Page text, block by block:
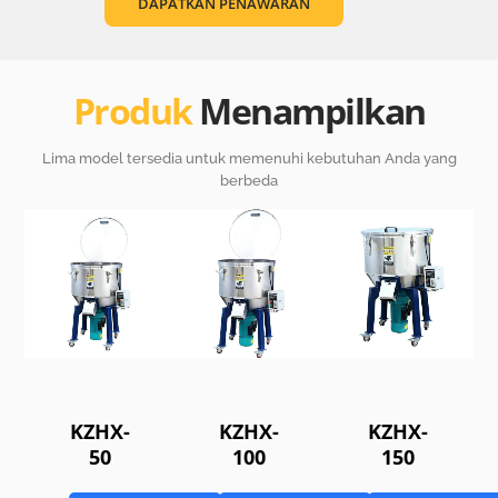
ProdukMenampilkan
Lima model tersedia untuk memenuhi kebutuhan Anda yang
berbeda
KZHX-
50
KZHX-
100
KZHX-
150